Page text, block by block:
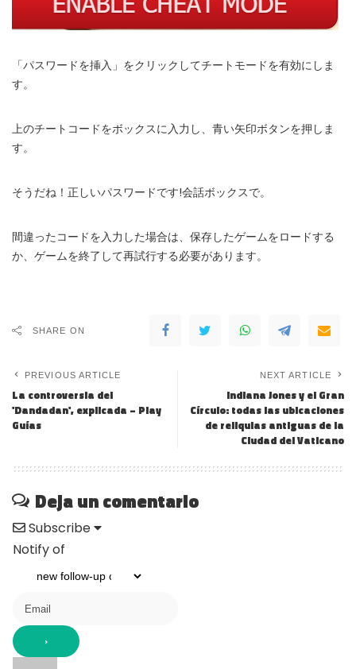
「パスワードを挿入」をクリックしてチートモードを有効にしま
す。
上のチートコードをボックスに入力し、青い矢印ボタンを押しま
す。
そうだね！正しいパスワードです!会話ボックスで。
間違ったコードを入力した場合は、保存したゲームをロードする
か、ゲームを終了して再試行する必要があります。
SHARE ON
PREVIOUS ARTICLE
La controversia del
'Dandadan', explicada – Play
Guías
NEXT ARTICLE
Indiana Jones y el Gran
Círculo: todas las ubicaciones
de reliquias antiguas de la
Ciudad del Vaticano
Deja un comentario
Subscribe
Notify of